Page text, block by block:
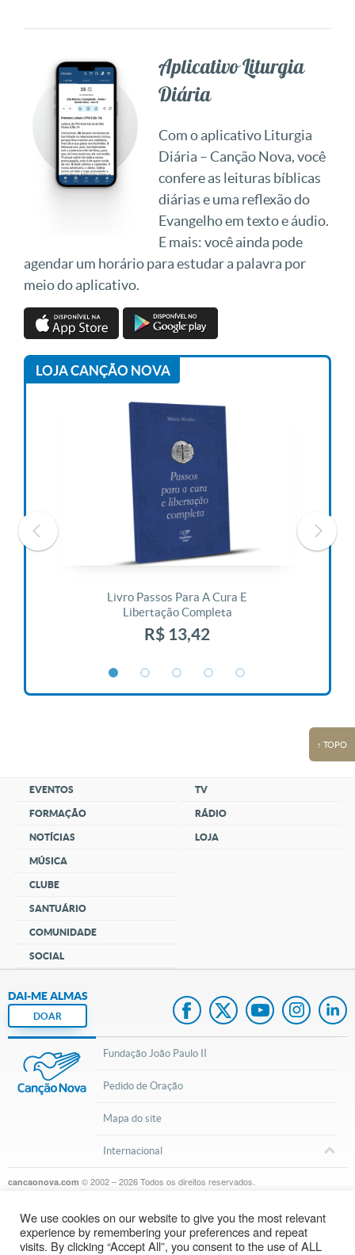
Aplicativo Liturgia
Diária
Com o aplicativo Liturgia
Diária – Canção Nova, você
confere as leituras bíblicas
diárias e uma reflexão do
Evangelho em texto e áudio.
E mais: você ainda pode
agendar um horário para estudar a palavra por
meio do aplicativo.
LOJA CANÇÃO NOVA
Livro Passos Para A Cura E
Libertação Completa
R$ 13,42
↑ TOPO
EVENTOS
FORMAÇÃO
NOTÍCIAS
MÚSICA
CLUBE
SANTUÁRIO
COMUNIDADE
SOCIAL
TV
RÁDIO
LOJA
DAI-ME ALMAS
DOAR
Fundação João Paulo II
Pedido de Oração
Mapa do site
Internacional
cancaonova.com © 2002 – 2026Todos os direitos reservados.
We use cookies on our website to give you the most relevant
experience by remembering your preferences and repeat
visits. By clicking “Accept All”, you consent to the use of ALL